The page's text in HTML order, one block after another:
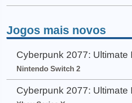
Jogos mais novos
Cyberpunk 2077: Ultimate
Nintendo Switch 2
Cyberpunk 2077: Ultimate